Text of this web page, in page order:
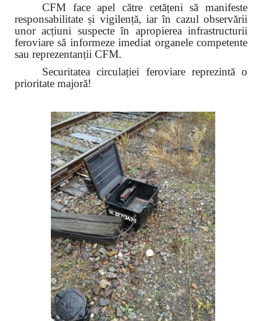
CFM face apel către cetățeni să manifeste
responsabilitate și vigilență, iar în cazul observării
unor acțiuni suspecte în apropierea infrastructurii
feroviare să informeze imediat organele competente
sau reprezentanții CFM.
Securitatea circulației feroviare reprezintă o
prioritate majoră!